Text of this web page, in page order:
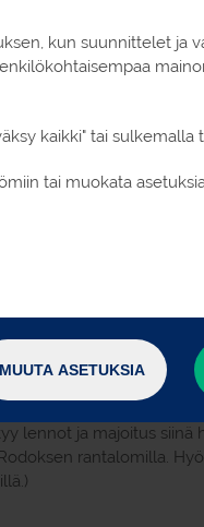
kun suunnittelet ja
kaikki" tai sulkemalla
tai muokata
MUUTA ASETUKSIA
matkaan!
* * *
lennot ja majoitus siinä
rantalomilla.